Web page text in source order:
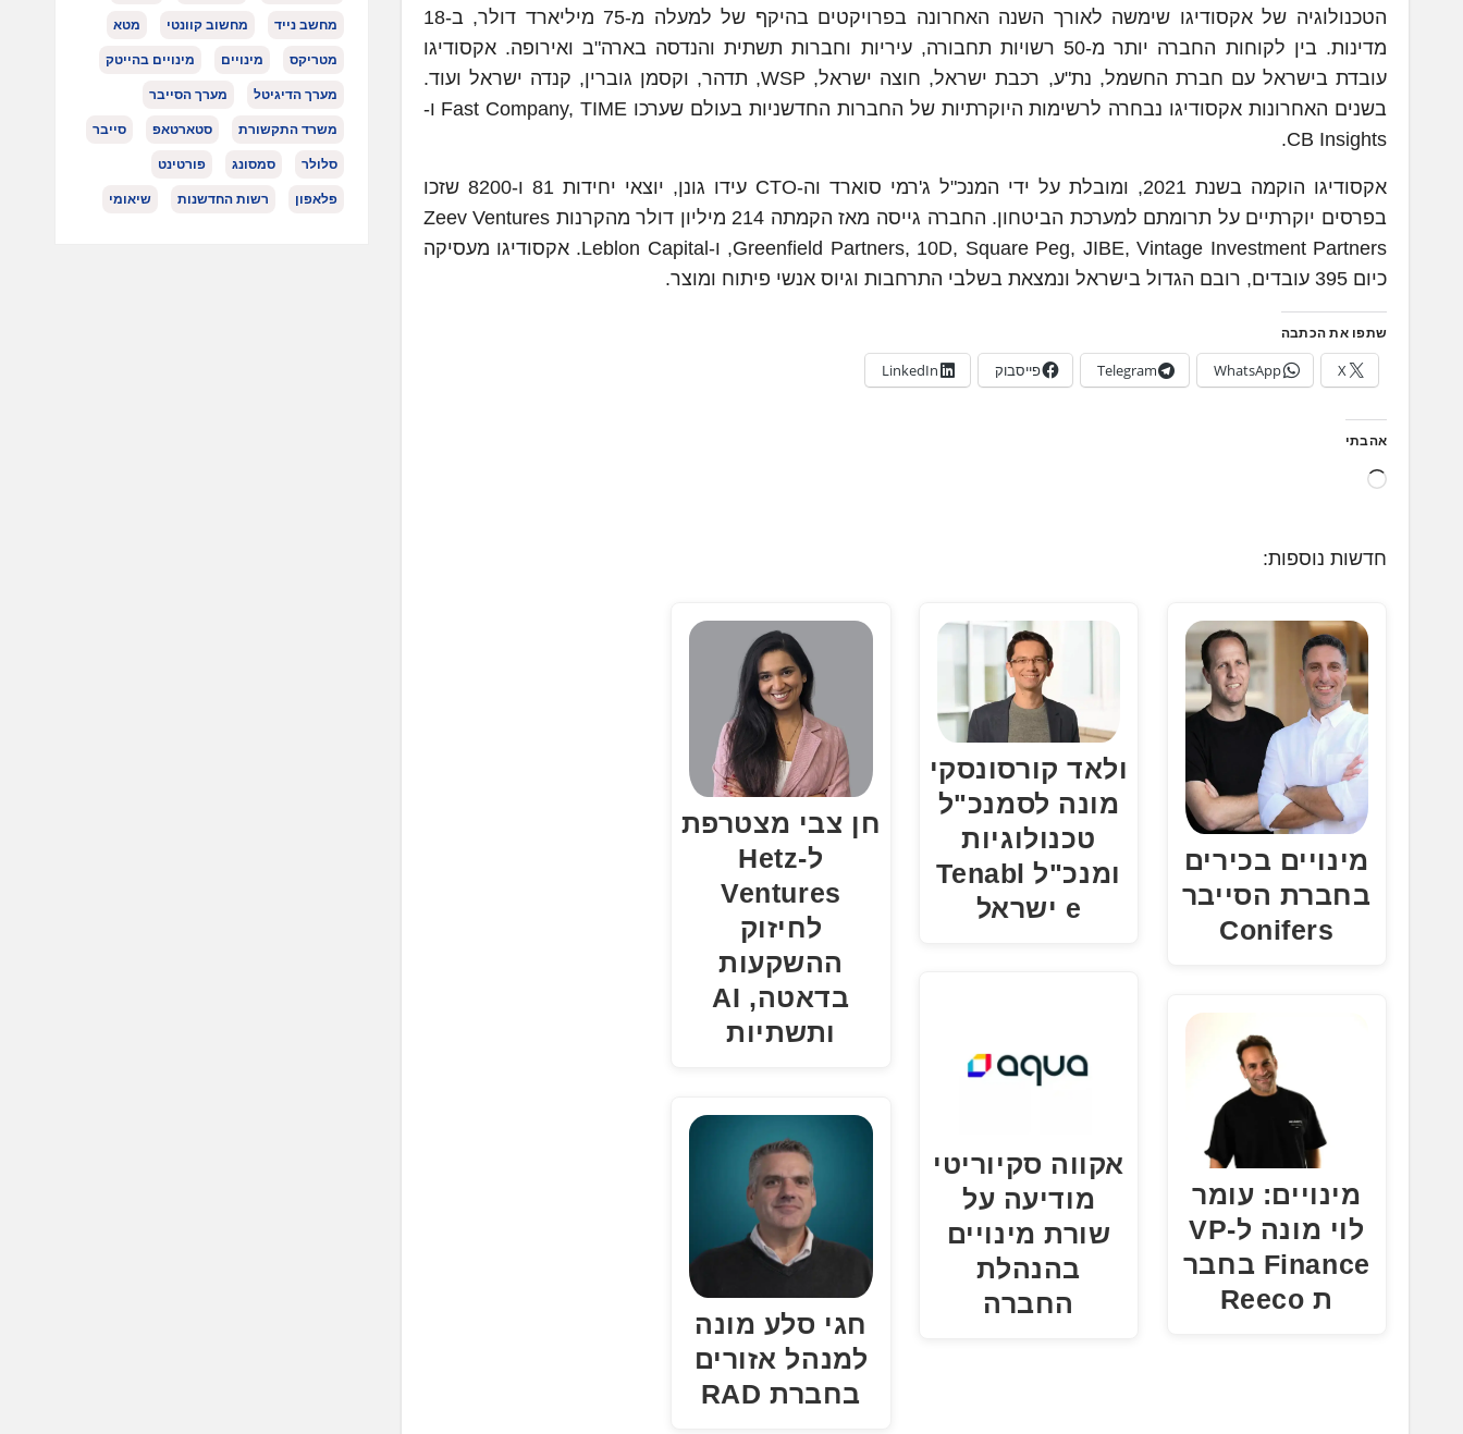
הטכנולוגיה של אקסודיגו שימשה לאורך השנה האחרונה בפרויקטים בהיקף של למעלה מ-75 מיליארד דולר, ב-18
מדינות. בין לקוחות החברה יותר מ-50 רשויות תחבורה, עיריות וחברות תשתית והנדסה בארה"ב ואירופה. אקסודיגו
עובדת בישראל עם חברת החשמל, נת"ע, רכבת ישראל, חוצה ישראל, WSP, תדהר, וקסמן גוברין, קנדה ישראל ועוד.
בשנים האחרונות אקסודיגו נבחרה לרשימות היוקרתיות של החברות החדשניות בעולם שערכו Fast Company, TIME ו-
CB Insights.
אקסודיגו הוקמה בשנת 2021, ומובלת על ידי המנכ"ל ג'רמי סוארד וה-CTO עידו גונן, יוצאי יחידות 81 ו-8200 שזכו
בפרסים יוקרתיים על תרומתם למערכת הביטחון. החברה גייסה מאז הקמתה 214 מיליון דולר מהקרנות Zeev Ventures
,Greenfield Partners, 10D, Square Peg, JIBE, Vintage Investment Partners ו-Leblon Capital. אקסודיגו מעסיקה
כיום 395 עובדים, רובם הגדול בישראל ונמצאת בשלבי התרחבות וגיוס אנשי פיתוח ומוצר.
שתפו את הכתבה
X
WhatsApp
Telegram פייסבוק LinkedIn
אהבתי
ט
.
.
חדשות נוספות:
מינויים בכירים
בחברת הסייבר
Conifers
מינויים: עומר
לוי מונה ל-VP
Finance בחבר
ת Reeco
ולאד קורסונסקי
מונה לסמנכ"ל
טכנולוגיות
ומנכ"ל Tenabl
e ישראל
אקווה סקיוריטי
מודיעה על
שורת מינויים
בהנהלת
החברה
חן צבי מצטרפת
ל-Hetz
Ventures
לחיזוק
ההשקעות
בדאטה, AI
ותשתיות
חגי סלע מונה
למנהל אזורים
בחברת RAD
מחשב נייד מחשוב קוונטי מטא
מטריקס מינויים מינויים בהייטק
מערך הדיגיטל מערך הסייבר
משרד התקשורת סטארטאפ סייבר
סלולר סמסונג פורטינט
פלאפון רשות החדשנות שיאומי